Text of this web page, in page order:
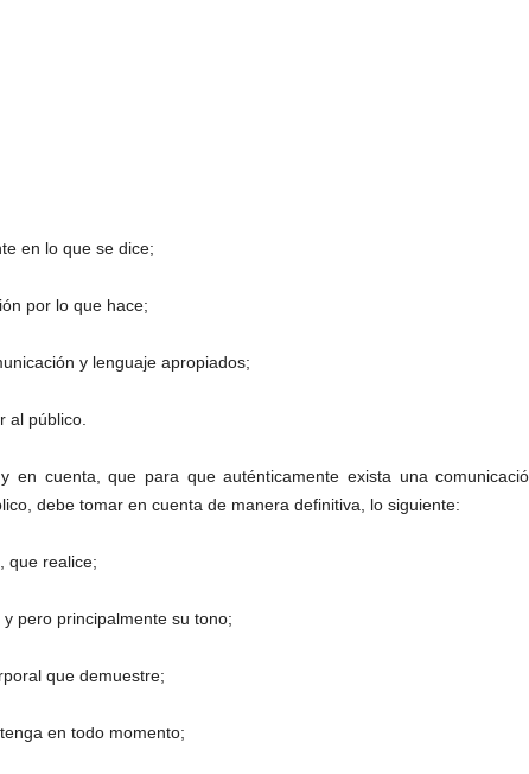
en lo que se dice;
por lo que hace;
y lenguaje apropiados;
al público.
en cuenta, que para que auténticamente exista una
debe tomar en cuenta de manera definitiva, lo siguiente:
que realice;
pero principalmente su tono;
que demuestre;
en todo momento;